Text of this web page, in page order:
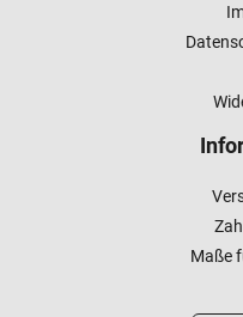
Maße